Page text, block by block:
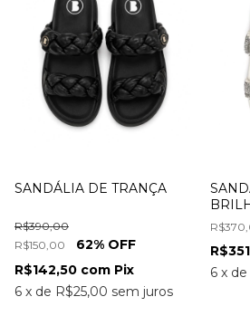
SANDÁLIA DE TRANÇA
R$150,00
R$390,00
62% OFF
6 x de R$25,00 sem juros
R$142,50 com Pix 6 x de